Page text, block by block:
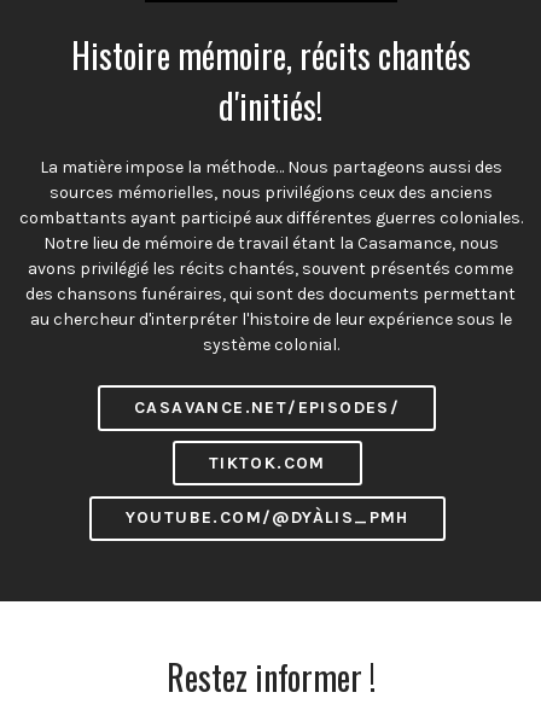
Histoire mémoire, récits chantés
d'initiés!
La matière impose la méthode… Nous partageons aussi des
sources mémorielles, nous privilégions ceux des anciens
combattants ayant participé aux différentes guerres coloniales.
Notre lieu de mémoire de travail étant la Casamance, nous
avons privilégié les récits chantés, souvent présentés comme
des chansons funéraires, qui sont des documents permettant
au chercheur d'interpréter l'histoire de leur expérience sous le
système colonial.
CASAVANCE.NET/EPISODES/
TIKTOK.COM
YOUTUBE.COM/@DYÀLIS_PMH
Restez informer !